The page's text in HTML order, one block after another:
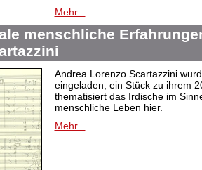
Mehr...
menschliche
Andrea Lorenzo Scartazzini
eingeladen, ein Stück zu ihrem
thematisiert das Irdische im
menschliche Leben hier.
Mehr...